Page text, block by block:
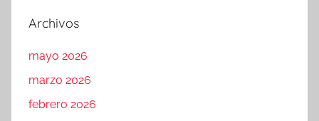
Archivos
mayo 2026
marzo 2026
febrero 2026